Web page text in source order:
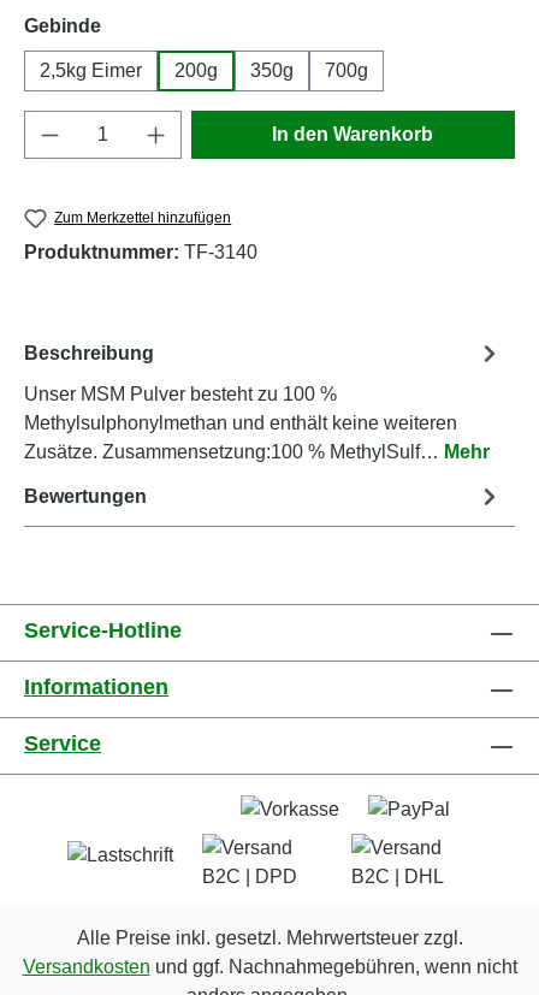
Gebindeauswählen
2,5kg Eimer 200g 350g 700g
Produkt Anzahl: Gib den gewünschten
In den Warenkorb
Zum Merkzettel hinzufügen
Produktnummer: TF-3140
Beschreibung
Unser MSM Pulver besteht zu 100 %
Methylsulphonylmethan und enthält keine weiteren
Zusätze. Zusammensetzung:100 % MethylSulf… Mehr
Bewertungen
Service-Hotline
Informationen
Service
Alle Preise inkl. gesetzl. Mehrwertsteuer zzgl.
Versandkosten und ggf. Nachnahmegebühren, wenn nicht